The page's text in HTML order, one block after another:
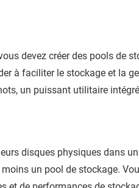
devez créer des pools de
à faciliter le stockage et la
un puissant utilitaire
disques physiques dans
un pool de stockage.